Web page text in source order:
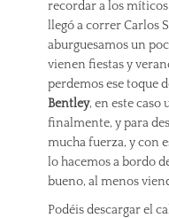
recordar a los míticos
llegó a correr Carlos
aburguesamos un
vienen fiestas y
perdemos ese toque
Bentley, en este caso
finalmente, y para
mucha fuerza, y con
lo hacemos a bordo
bueno, al menos
Podéis descargar el